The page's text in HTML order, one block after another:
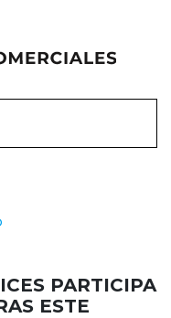
PARTICIPA
ESTE